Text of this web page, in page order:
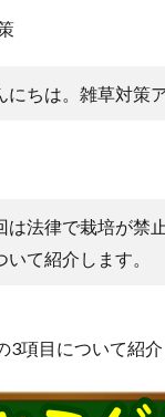
にちは。雑草対策
は法律で栽培が禁
いて紹介します。
3項目について紹介